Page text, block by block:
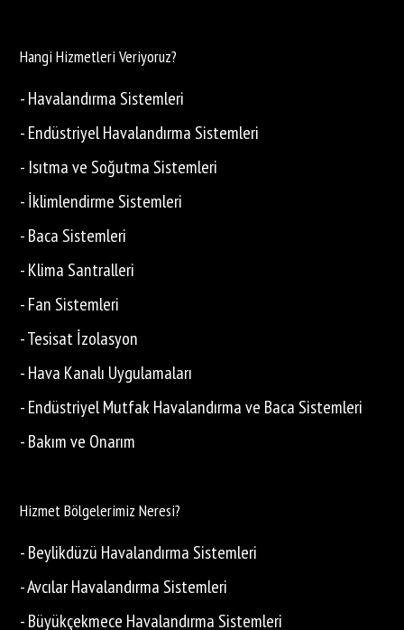
Hangi Hizmetleri Veriyoruz?
- Havalandırma Sistemleri
- Endüstriyel Havalandırma Sistemleri
- Isıtma ve Soğutma Sistemleri
- İklimlendirme Sistemleri
- Baca Sistemleri
- Klima Santralleri
- Fan Sistemleri
- Tesisat İzolasyon
- Hava Kanalı Uygulamaları
- Endüstriyel Mutfak Havalandırma ve Baca Sistemleri
- Bakım ve Onarım
Hizmet Bölgelerimiz Neresi?
- Beylikdüzü Havalandırma Sistemleri
- Avcılar Havalandırma Sistemleri
- Büyükçekmece Havalandırma Sistemleri